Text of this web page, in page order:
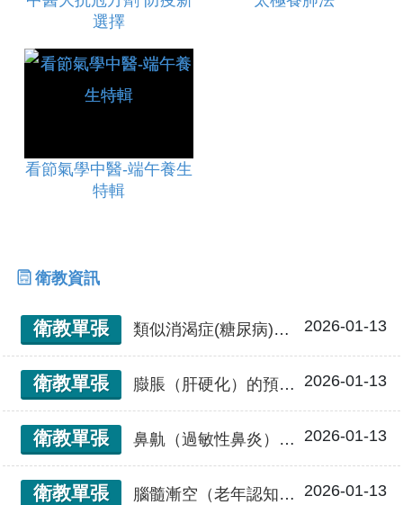
選擇
看節氣學中醫-端午養生
特輯
衛教資訊
衛教單張 類似消渴症(糖尿病)的預防與保健 2026-01-13
衛教單張 臌脹（肝硬化）的預防與保健 2026-01-13
衛教單張 鼻鼽（過敏性鼻炎）的日常保健 2026-01-13
衛教單張 腦髓漸空（老年認知障礙症/失智症）預防保健 2026-01-13